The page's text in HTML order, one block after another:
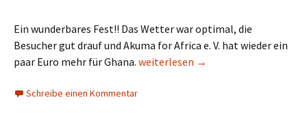
Ein wunderbares Fest!! Das Wetter war optimal, die
Besucher gut drauf und Akuma for Africa e. V. hat wieder ein
paar Euro mehr für Ghana. Das Fest der Kulturen in
weiterlesen →
Schreibe einen Kommentar